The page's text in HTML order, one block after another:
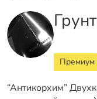
Премиум
“Антикорхим”